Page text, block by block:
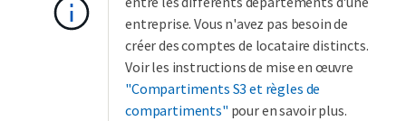
entreprise. Vous n'avez pas besoin de
créer des comptes de locataire distincts.
Voir les instructions de mise en œuvre
"Compartiments S3 et règles de
compartiments" pour en savoir plus.